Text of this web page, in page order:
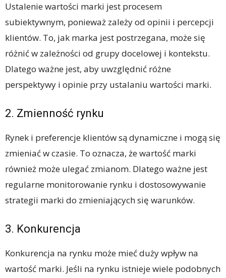
Ustalenie wartości marki jest procesem
subiektywnym, ponieważ zależy od opinii i percepcji
klientów. To, jak marka jest postrzegana, może się
różnić w zależności od grupy docelowej i kontekstu.
Dlatego ważne jest, aby uwzględnić różne
perspektywy i opinie przy ustalaniu wartości marki.
2. Zmienność rynku
Rynek i preferencje klientów są dynamiczne i mogą się
zmieniać w czasie. To oznacza, że wartość marki
również może ulegać zmianom. Dlatego ważne jest
regularne monitorowanie rynku i dostosowywanie
strategii marki do zmieniających się warunków.
3. Konkurencja
Konkurencja na rynku może mieć duży wpływ na
wartość marki. Jeśli na rynku istnieje wiele podobnych